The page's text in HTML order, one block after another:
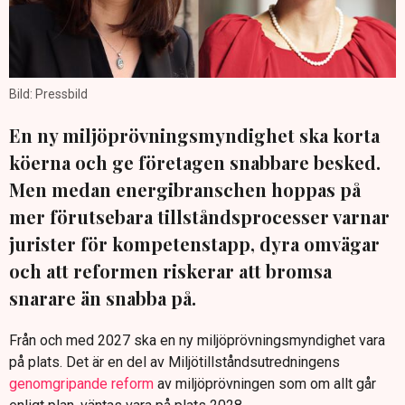
Bild: Pressbild
En ny miljöprövningsmyndighet ska korta
köerna och ge företagen snabbare besked.
Men medan energibranschen hoppas på
mer förutsebara tillståndsprocesser varnar
jurister för kompetenstapp, dyra omvägar
och att reformen riskerar att bromsa
snarare än snabba på.
Från och med 2027 ska en ny miljöprövningsmyndighet vara
på plats. Det är en del av Miljötillståndsutredningens
genomgripande reform av miljöprövningen som om allt går